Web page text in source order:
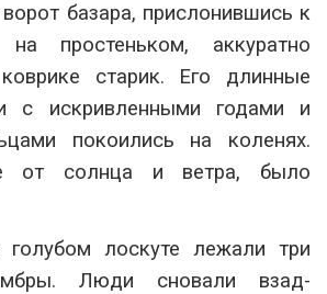
базара, прислонившись к
простеньком, аккуратно
старик. Его длинные
с искривленными годами и
покоились на коленях.
от солнца и ветра, было
лоскуте лежали три
Люди сновали взад-